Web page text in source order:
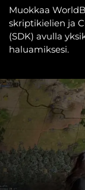
Muokkaa
skriptikielien ja
(SDK) avulla
haluamiksesi.